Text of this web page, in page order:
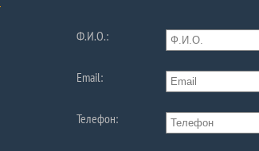
Ф.И.О.:
Email:
Телефон: